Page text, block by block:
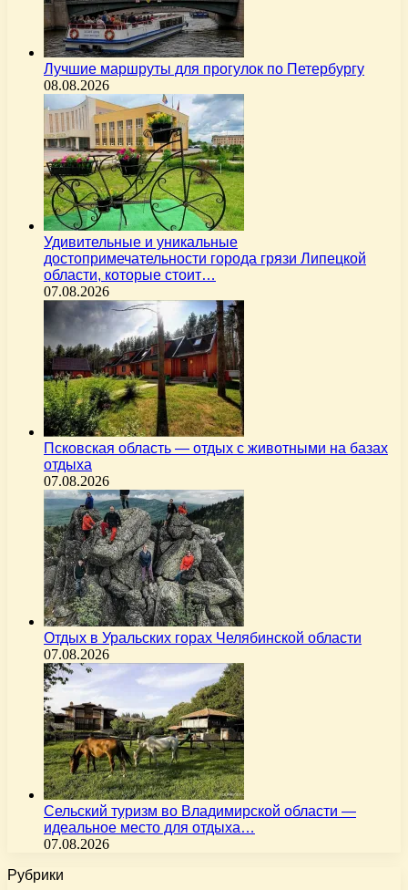
Лучшие маршруты для прогулок по Петербургу
08.08.2026
Удивительные и уникальные
достопримечательности города грязи Липецкой
области, которые стоит…
07.08.2026
Псковская область — отдых с животными на базах
отдыха
07.08.2026
Отдых в Уральских горах Челябинской области
07.08.2026
Сельский туризм во Владимирской области —
идеальное место для отдыха…
07.08.2026
Рубрики